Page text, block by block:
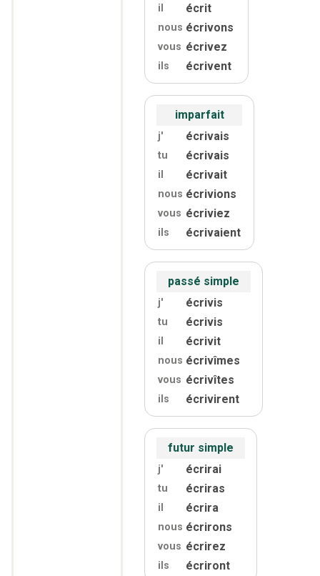
il écrit
nous écrivons
vous écrivez
ils écrivent
imparfait
j' écrivais
tu écrivais
il écrivait
nous écrivions
vous écriviez
ils écrivaient
passé simple
j' écrivis
tu écrivis
il écrivit
nous écrivîmes
vous écrivîtes
ils écrivirent
futur simple
j' écrirai
tu écriras
il écrira
nous écrirons
vous écrirez
ils écriront